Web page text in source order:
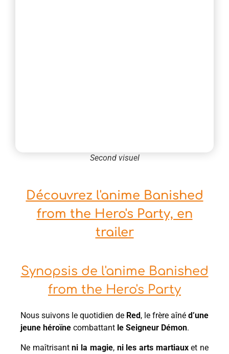
Second visuel
Découvrez l'anime Banished
from the Hero's Party, en
trailer
Synopsis de l'anime Banished
from the Hero's Party
Nous suivons le quotidien de Red, le frère aîné d’une
jeune héroïne combattant le Seigneur Démon.
Ne maîtrisantni la magie, ni les arts martiauxet ne